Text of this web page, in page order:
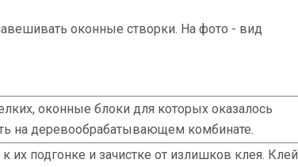
оконные створки. На фото - вид
оконные блоки для которых оказалось
на деревообрабатывающем комбинате.
подгонке и зачистке от излишков клея. Клей